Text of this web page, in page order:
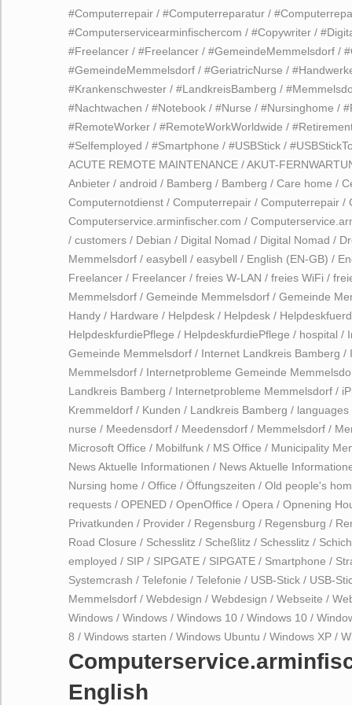
#Computerrepair / #Computerreparatur /
#Computerservicearminfischercom / #Copywriter /
#Freelancer / #Freelancer / #GemeindeMemmelsdorf /
#GemeindeMemmelsdorf / #GeriatricNurse /
#Krankenschwester / #LandkreisBamberg /
#Nachtwachen / #Notebook / #Nurse / #Nursinghome /
#RemoteWorker / #RemoteWorkWorldwide /
#Selfemployed / #Smartphone / #USBStick /
ACUTE REMOTE MAINTENANCE /AKUT-
Anbieter / android / Bamberg / Bamberg / Care home /
Computernotdienst / Computerrepair / Computerrepair /
Computerservice.arminfischer.com /
/ customers / Debian / Digital Nomad / Digital Nomad /
Memmelsdorf / easybell / easybell / English (EN-GB) /
Freelancer / Freelancer / freies W-LAN / freies WiFi /
Memmelsdorf / Gemeinde Memmelsdorf / Gemeinde
Handy / Hardware / Helpdesk / Helpdesk /
HelpdeskfurdiePflege / HelpdeskfurdiePflege / hospital /
Gemeinde Memmelsdorf / Internet Landkreis Bamberg /
Memmelsdorf / Internetprobleme Gemeinde
Landkreis Bamberg / Internetprobleme Memmelsdorf /
Kremmeldorf / Kunden / Landkreis Bamberg / languages
nurse / Meedensdorf / Meedensdorf / Memmelsdorf /
Microsoft Office / Mobilfunk / MS Office / Municipality
News Aktuelle Informationen / News Aktuelle
Nursing home / Office / Öffungszeiten / Old people's
requests / OPENED / OpenOffice / Opera / Opnening
Privatkunden / Provider / Regensburg / Regensburg /
Road Closure / Schesslitz / Scheßlitz / Schesslitz /
employed / SIP / SIPGATE / SIPGATE / Smartphone /
Systemcrash / Telefonie / Telefonie / USB-Stick / USB-
Memmelsdorf / Webdesign / Webdesign / Webseite /
Windows / Windows / Windows 10 / Windows 10 /
8 / Windows starten / Windows Ubuntu / Windows XP /
English